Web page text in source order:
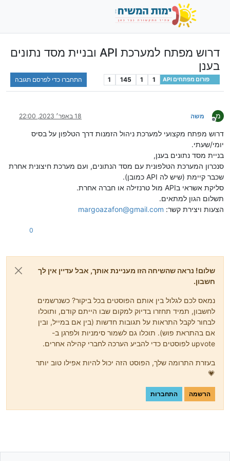
דרוש מפתח למערכת API ובניית מסד נתונים
בענן
פורום מפתחים API 1
1
145
1 התחברו כדי לפרסם תגובה
מ
מנותק
משה 18 באפר׳ 2023, 22:00
דרוש מפתח מקצועי למערכת ניהול הזמנות דרך הטלפון על בסיס
יומי/שעתי.
בניית מסד נתונים בענן,
סנכרון המערכת הטלפונית עם מסד הנתונים, ועם מערכת חיצונית אחרת
שכבר קיימת (שיש לה API כמובן).
סליקת אשראי בAPI מול טרנזילה או חברה אחרת.
תשלום הגון למתאים.
הצעות ויצירת קשר: margoazafon@gmail.com
0
שלום! נראה שהשיחה הזו מעניינת אותך, אבל עדיין אין לך
חשבון.
נמאס לכם לגלול בין אותם הפוסטים בכל ביקור? כשנרשמים
לחשבון, תמיד תחזרו בדיוק למקום שבו הייתם קודם, ותוכלו
לבחור לקבל התראות על תגובות חדשות (בין אם במייל, ובין
אם בהתראת פוש). תוכלו גם לשמור סימניות ולפרגן ב-
upvote לפוסטים כדי להביע הערכה לחברי קהילה אחרים.
בעזרת התרומה שלך, הפוסט הזה יכול להיות אפילו טוב יותר
💗
הרשמה התחברות